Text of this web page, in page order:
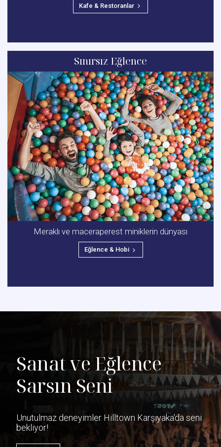
Kafe & Restoranlar
Sınırsız Eğlence
Meraklı ve maceraperest miniklerin dünyası
Eğlence & Hobi
Sanat ve Eğlence
Sarsın Seni
Unutulmaz deneyimler Hilltown Karşıyaka'da seni
bekliyor!